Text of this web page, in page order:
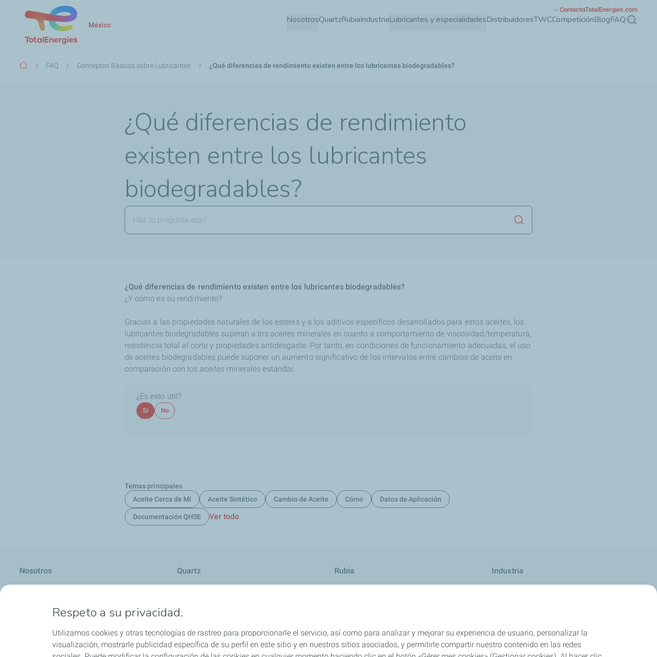
Pasar
México NosotrosQuartzRubiaIndustriaLubricantes y especialidadesDistribuidoresTWCCompeticiónBlogFAQ Buscar
ContactoTotalEnergies.com
Ruta
FAQ Conceptos Básicos sobre Lubricantes ¿Qué diferencias de rendimiento existen entre los lubricantes biodegradables?
¿Qué diferencias de rendimiento
existen entre los lubricantes
biodegradables?
Lanzar la búsqueda
¿Qué diferencias de rendimiento existen entre los lubricantes biodegradables?
¿Y cómo es su rendimiento?
Gracias a las propiedades naturales de los ésteres y a los aditivos específicos desarrollados para estos aceites, los
lubricantes biodegradables superan a los aceites minerales en cuanto a comportamiento de viscosidad/temperatura,
resistencia total al corte y propiedades antidesgaste. Por tanto, en condiciones de funcionamiento adecuadas, el uso
de aceites biodegradables puede suponer un aumento significativo de los intervalos entre cambios de aceite en
comparación con los aceites minerales estándar.
¿Es esto útil?
Sí No
Temas principales
Aceite Cerca de Mí
Aceite Sintético Cambio de Aceite Cómo Datos de Aplicación
Documentación QHSE Ver todo
Nosotros Quartz Rubia Industria
Lubricantes y especialidades
Respeto a su privacidad.
Utilizamos cookies y otras tecnologías de rastreo para proporcionarle el servicio, así como para analizar y mejorar su experiencia de usuario, personalizar la
visualización, mostrarle publicidad específica de su perfil en este sitio y en nuestros sitios asociados, y permitirle compartir nuestro contenido en las redes